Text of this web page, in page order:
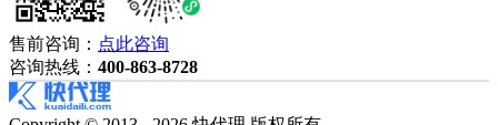
售前咨询： 点此咨询
咨询热线： 400-863-8728